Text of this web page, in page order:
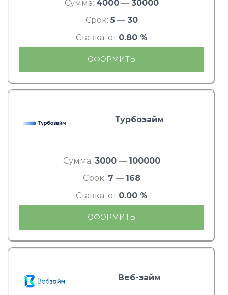
Сумма: 4000— 30000
Срок: 5— 30
Ставка: от 0.80 %
ОФОРМИТЬ
Турбозайм
Сумма: 3000— 100000
Срок: 7 — 168
Ставка: от 0.00 %
ОФОРМИТЬ
Веб-займ